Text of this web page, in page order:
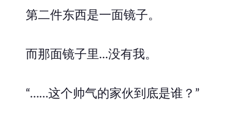
第二件东西是一面镜子。
而那面镜子里...没有我。
“……这个帅气的家伙到底是谁？”